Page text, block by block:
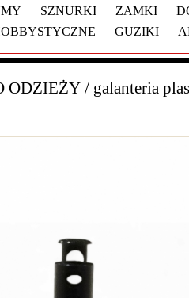
SZNURKI ZAMKI
GUZIKI
ODZIEŻY / galanteria